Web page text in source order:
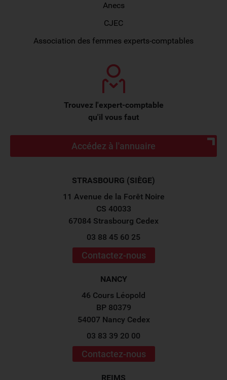
Anecs
CJEC
Association des femmes experts-comptables
Trouvez l'expert-comptable
qu'il vous faut
Accédez à l'annuaire
STRASBOURG (SIÈGE)
11 Avenue de la Forêt Noire
CS 40033
67084 Strasbourg Cedex
03 88 45 60 25
Contactez-nous
NANCY
46 Cours Léopold
BP 80379
54007 Nancy Cedex
03 83 39 20 00
Contactez-nous
REIMS